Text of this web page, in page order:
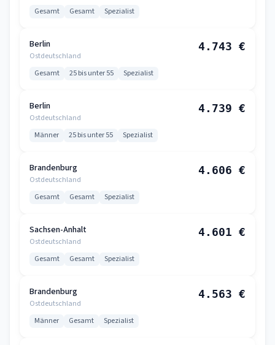
Gesamt Gesamt Spezialist
Berlin
Ostdeutschland
4.743 €
Gesamt 25 bis unter 55 Spezialist
Berlin
Ostdeutschland
4.739 €
Männer 25 bis unter 55 Spezialist
Brandenburg
Ostdeutschland
4.606 €
Gesamt Gesamt Spezialist
Sachsen-Anhalt
Ostdeutschland
4.601 €
Gesamt Gesamt Spezialist
Brandenburg
Ostdeutschland
4.563 €
Männer Gesamt Spezialist